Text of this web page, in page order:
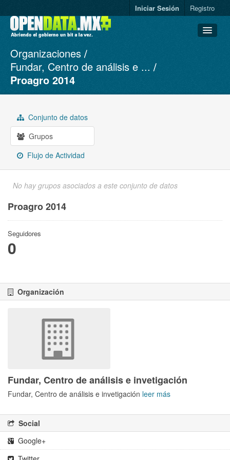
Iniciar Sesión Registro
Conjuntos de datos
Organizaciones
Grupos
Organizaciones
Fundar, Centro de análisis e ...
Proagro 2014
Conjunto de datos
Grupos
Flujo de Actividad
No hay grupos asociados a este conjunto de datos
Proagro 2014
Seguidores
0
Organización
Fundar, Centro de análisis e invetigación
Fundar, Centro de análisis e invetigación leer más
Social
Google+